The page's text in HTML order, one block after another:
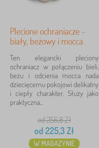
180x80 cm
95
190x90 cm
140x70 cm
45
200x80 cm
więcej
Plecione ochraniacze -
biały, beżowy i mocca
Ten elegancki pleciony
ochraniacz w połączeniu bieli,
beżu i odcienia mocca nada
dziecięcemu pokojowi delikatny
i ciepły charakter. Służy jako
praktyczna...
od 256,8Zł
od 225,3Zł
W MAGAZYNIE